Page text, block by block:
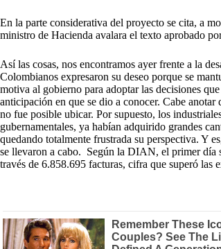
En la parte considerativa del proyecto se cita, a
ministro de Hacienda avalara el texto aprobado
Así las cosas, nos encontramos ayer frente a la
Colombianos expresaron su deseo porque se
motiva al gobierno para adoptar las decisiones
anticipación en que se dio a conocer. Cabe
no fue posible ubicar. Por supuesto, los
gubernamentales, ya habían adquirido grandes
quedando totalmente frustrada su perspectiva. Y
se llevaron a cabo. Según la DIAN, el primer día
través de 6.858.695 facturas, cifra que superó las